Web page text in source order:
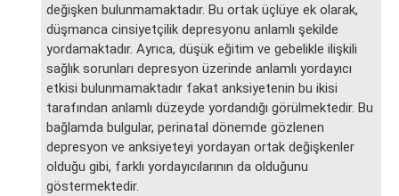
değişken bulunmamaktadır. Bu ortak üçlüye ek olarak,
düşmanca cinsiyetçilik depresyonu anlamlı şekilde
yordamaktadır. Ayrıca, düşük eğitim ve gebelikle ilişkili
sağlık sorunları depresyon üzerinde anlamlı yordayıcı
etkisi bulunmamaktadır fakat anksiyetenin bu ikisi
tarafından anlamlı düzeyde yordandığı görülmektedir. Bu
bağlamda bulgular, perinatal dönemde gözlenen
depresyon ve anksiyeteyi yordayan ortak değişkenler
olduğu gibi, farklı yordayıcılarının da olduğunu
göstermektedir.